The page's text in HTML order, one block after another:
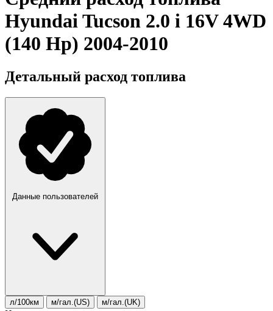
Hyundai Tucson 2.0 i 16V 4WD
(140 Hp) 2004-2010
Детальный расход топлива
Данные пользователей
л/100км м/гал.(US) м/гал.(UK)